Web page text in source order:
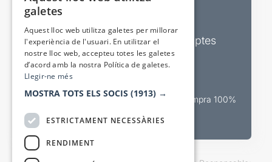
Sortejos exclusius
Butlletins d’actualitat i descomptes
Valora espectacles
Canal oficial de venda teatral Compra 100%
galetes
Aquest lloc web utilitza galetes per millorar
l'experiència de l'usuari. En utilitzar el
nostre lloc web, accepteu totes les galetes
d’acord amb la nostra Política de galetes.
Llegir-ne més
MOSTRA TOTS ELS SOCIS (1913) →
ESTRICTAMENT NECESSÀRIES
RENDIMENT